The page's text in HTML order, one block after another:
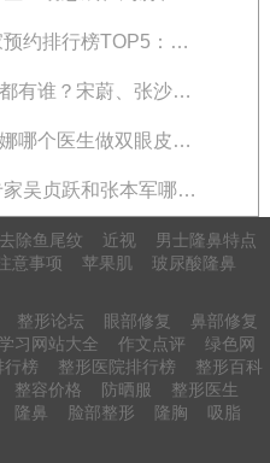
2026年西安做鼻子专家预约排行榜TOP5：曾熬、霍玉旺、房志强、蒋立、刘宝军哪个更好？
西安知名的双眼皮医生都有谁？宋蔚、张沙沙、韩钰博、王璇、张文军谁做双眼皮更好？
西安双眼皮韩钰博和粟娜哪个医生做双眼皮技术好？
2026年上海馒化修复专家吴贞跃和张本军哪个医生做馒化修复技术好？
除鱼尾纹 近视
男士隆鼻特点
意事项 苹果肌
玻尿酸隆鼻
整形论坛 眼部修复
鼻部修复
习网站大全 作文点评
绿色网
行榜 整形医院排行榜
整形百科
整容价格 防晒服
整形医生
隆鼻 脸部整形 隆胸
吸脂